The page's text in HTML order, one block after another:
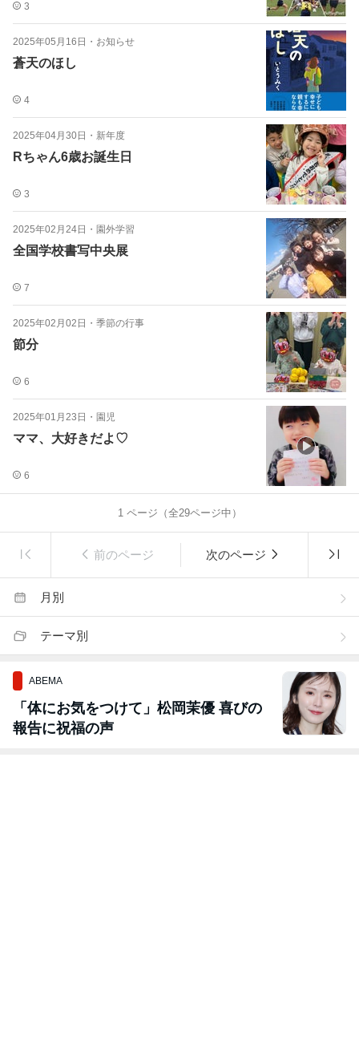
3
2025年05月16日 ・ お知らせ
蒼天のほし
4
2025年04月30日 ・ 新年度
Rちゃん6歳お誕生日
3
2025年02月24日 ・ 園外学習
全国学校書写中央展
7
2025年02月02日 ・ 季節の行事
節分
6
2025年01月23日 ・ 園児
ママ、大好きだよ♡
6
1ページ（全29ページ中）
前のページ 次のページ
月別
テーマ別
ABEMA
「体にお気をつけて」松岡茉優 喜びの
報告に祝福の声